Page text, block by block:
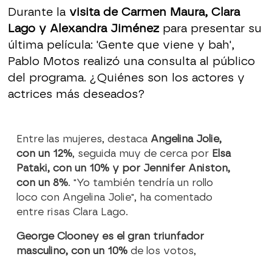
Durante la visita de Carmen Maura, Clara
Lago y Alexandra Jiménez para presentar su
última película: 'Gente que viene y bah',
Pablo Motos realizó una consulta al público
del programa. ¿Quiénes son los actores y
actrices más deseados?
Entre las mujeres, destaca Angelina Jolie,
con un 12%, seguida muy de cerca por Elsa
Pataki, con un 10% y por Jennifer Aniston,
con un 8%. "Yo también tendría un rollo
loco con Angelina Jolie", ha comentado
entre risas Clara Lago.
George Clooney es el gran triunfador
masculino, con un 10%de los votos,